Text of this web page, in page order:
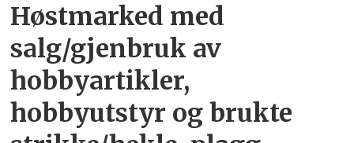
Høstmarked med
salg/gjenbruk av
hobbyartikler,
hobbyutstyr og brukte